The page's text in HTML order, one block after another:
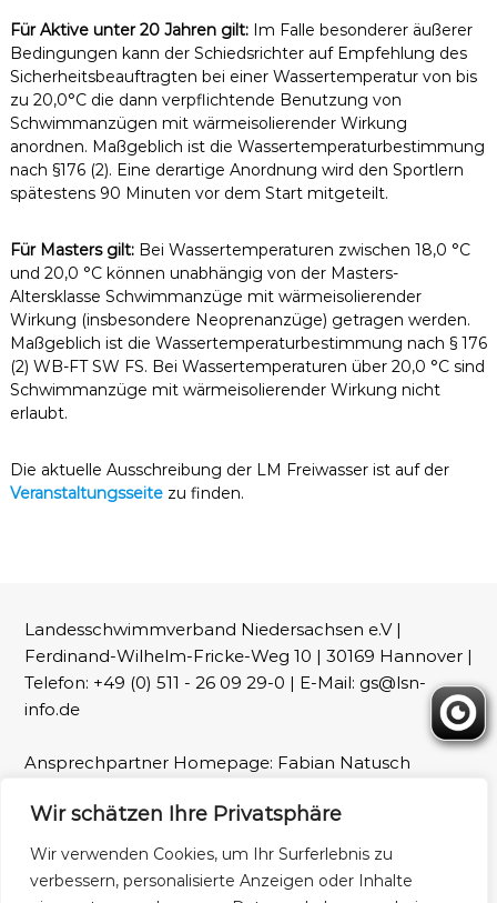
Wir schätzen Ihre Privatsphäre
Wir verwenden Cookies, um Ihr Surferlebnis zu
verbessern, personalisierte Anzeigen oder Inhalte
Für Aktive unter 20 Jahren gilt:Im Falle besonderer äußerer
Bedingungen kann der Schiedsrichter auf Empfehlung des
Sicherheitsbeauftragten bei einer Wassertemperatur von bis
zu 20,0°C die dann verpflichtende Benutzung von
Schwimmanzügen mit wärmeisolierender Wirkung
anordnen. Maßgeblich ist die Wassertemperaturbestimmung
nach §176 (2). Eine derartige Anordnung wird den Sportlern
spätestens 90 Minuten vor dem Start mitgeteilt.
Für Masters gilt:Bei Wassertemperaturen zwischen 18,0 °C
und 20,0 °C können unabhängig von der Masters-
Altersklasse Schwimmanzüge mit wärmeisolierender
Wirkung (insbesondere Neoprenanzüge) getragen werden.
Maßgeblich ist die Wassertemperaturbestimmung nach § 176
(2) WB-FT SW FS. Bei Wassertemperaturen über 20,0 °C sind
Schwimmanzüge mit wärmeisolierender Wirkung nicht
erlaubt.
Die aktuelle Ausschreibung der LM Freiwasser ist auf der
Veranstaltungsseite zu finden.
Landesschwimmverband Niedersachsen e.V |
Ferdinand-Wilhelm-Fricke-Weg 10 | 30169 Hannover |
Telefon: +49 (0) 511 - 26 09 29-0 | E-Mail: gs@lsn-
info.de
Ansprechpartner Homepage: Fabian Natusch
Fotos: LSN und Patrick Wallbaum
Impressum Datenschutz